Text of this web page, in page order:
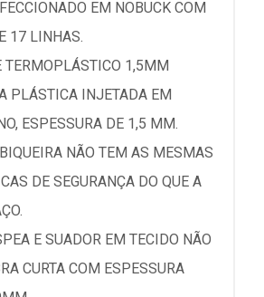
EM NOBUCK COM
17 LINHAS.
TERMOPLÁSTICO 1,5MM
PLÁSTICA INJETADA EM
ESPESSURA DE 1,5 MM.
NÃO TEM AS MESMAS
DE SEGURANÇA DO QUE A
E SUADOR EM TECIDO NÃO
CURTA COM ESPESSURA